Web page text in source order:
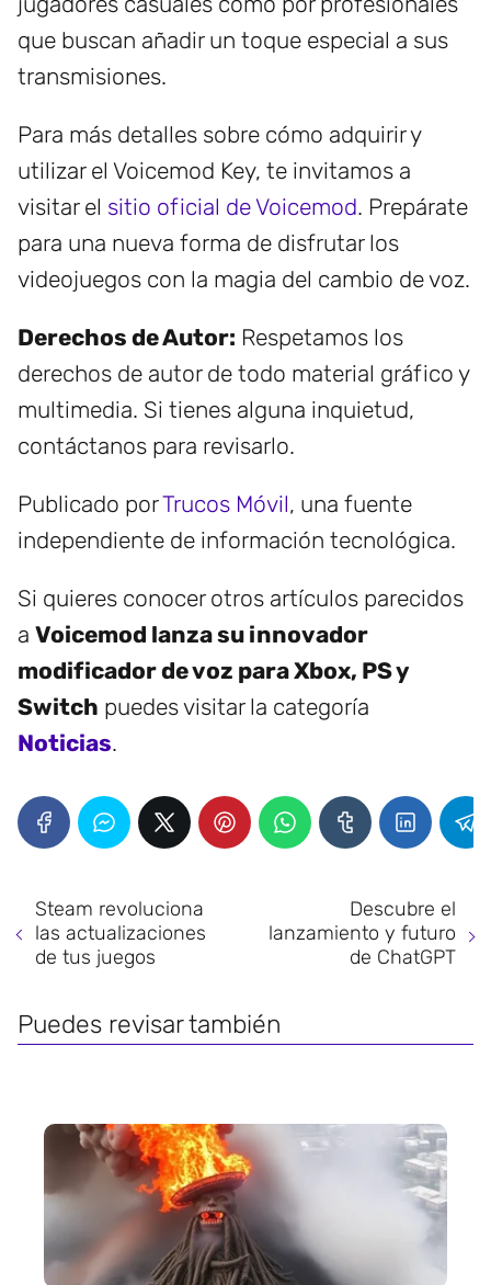
que buscan añadir un toque especial a sus
transmisiones.
Para más detalles sobre cómo adquirir y
utilizar el Voicemod Key, te invitamos a
visitar el sitio oficial de Voicemod. Prepárate
para una nueva forma de disfrutar los
videojuegos con la magia del cambio de voz.
Derechos de Autor: Respetamos los
derechos de autor de todo material gráfico y
multimedia. Si tienes alguna inquietud,
contáctanos para revisarlo.
Publicado porTrucos Móvil, una fuente
independiente de información tecnológica.
Si quieres conocer otros artículos parecidos
a Voicemod lanza su innovador
modificador de voz para Xbox, PS y
Switch puedes visitar la categoría
Noticias.
Steam revoluciona
las actualizaciones
de tus juegos
Descubre el
lanzamiento y futuro
de ChatGPT
Puedes revisar también